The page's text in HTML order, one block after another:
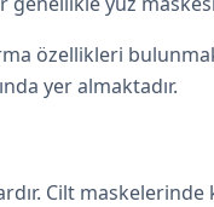
özellikleri
yer almaktadır.
Cilt